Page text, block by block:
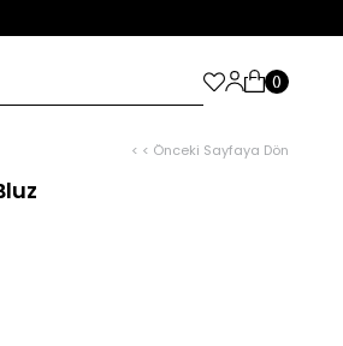
< < Önceki Sayfaya Dön